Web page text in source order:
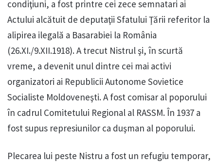
condiţiuni, a fost printre cei zece semnatari ai
Actului alcătuit de deputaţii Sfatului Ţării referitor la
alipirea ilegală a Basarabiei la România
(26.XI./9.XII.1918). A trecut Nistrul şi, în scurtă
vreme, a devenit unul dintre cei mai activi
organizatori ai Republicii Autonome Sovietice
Socialiste Moldoveneşti. A fost comisar al poporului
în cadrul Comitetului Regional al RASSM. În 1937 a
fost supus represiunilor ca duşman al poporului.
Plecarea lui peste Nistru a fost un refugiu temporar,